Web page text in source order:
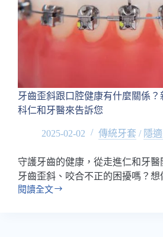
齊！
一
『隱
適
美』
吧！
牙齒歪斜跟口腔健康有什麼關係？
科仁和牙醫來告訴您
2025-02-02 傳統牙套 / 隱
守護牙齒的健康，從走進仁和牙醫
牙齒歪斜、咬合不正的困擾嗎？
閱讀全文
牙